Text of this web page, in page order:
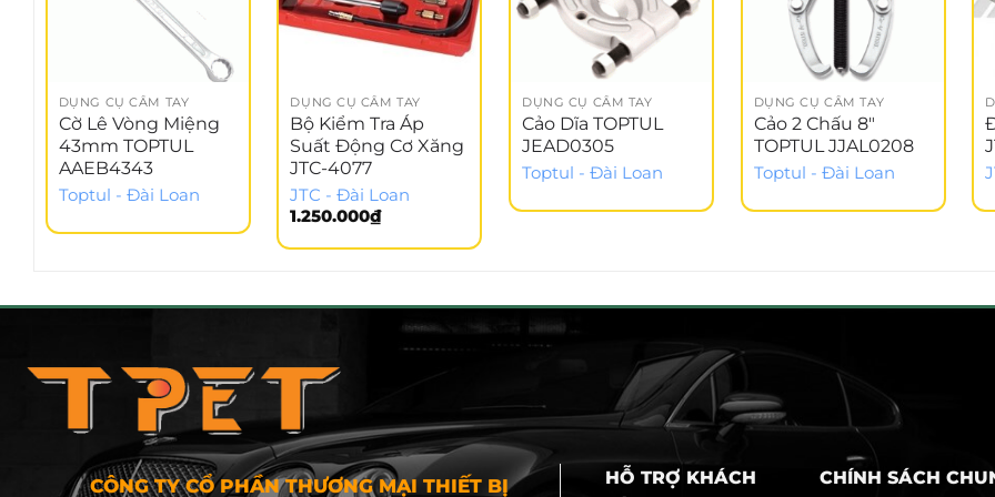
DỤNG CỤ CẦM TAY
Cờ Lê Vòng Miệng
43mm TOPTUL
AAEB4343
Toptul - Đài Loan
DỤNG CỤ CẦM TAY
Bộ Kiểm Tra Áp
Suất Động Cơ Xăng
JTC-4077
JTC - Đài Loan
1.250.000₫
DỤNG CỤ CẦM TAY
Cảo Dĩa TOPTUL
JEAD0305
Toptul - Đài Loan
DỤNG CỤ CẦM TAY
Cảo 2 Chấu 8″
TOPTUL JJAL0208
Toptul - Đài Loan
CÔNG TY CỔ PHẦN THƯƠNG MẠI THIẾT BỊ
HỖ TRỢ KHÁCH
CHÍNH SÁCH